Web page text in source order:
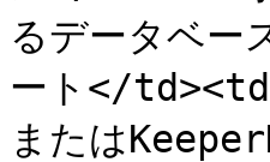
るデータベ
ート</
または